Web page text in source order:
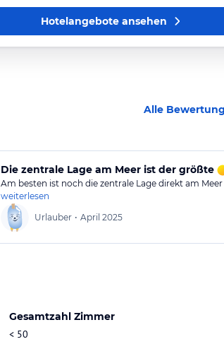
Hotelangeboteansehen
Alle
Die zentrale Lage am Meer ist der größte
Am besten ist noch die zentrale Lage direkt am Meer
weiterlesen
Urlauber • April 2025
Gesamtzahl Zimmer
< 50